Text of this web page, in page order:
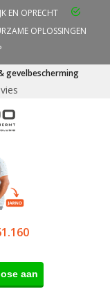
EN OPRECHT
OPLOSSINGEN
gevelbescherming
aan